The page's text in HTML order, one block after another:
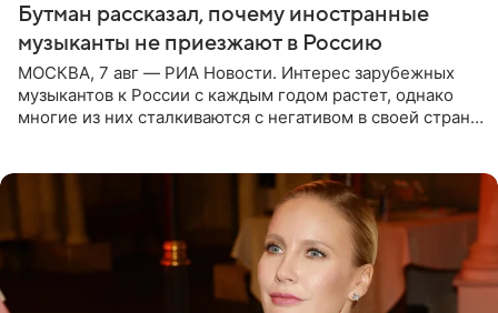
Бутман рассказал, почему иностранные
музыканты не приезжают в Россию
МОСКВА, 7 авг — РИА Новости. Интерес зарубежных
музыкантов к России с каждым годом растет, однако
многие из них сталкиваются с негативом в своей стране